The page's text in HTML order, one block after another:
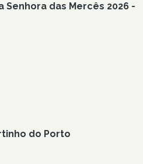
Senhora das Mercês 2026 -
do Porto